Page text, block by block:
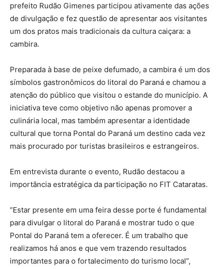
prefeito Rudão Gimenes participou ativamente das ações
de divulgação e fez questão de apresentar aos visitantes
um dos pratos mais tradicionais da cultura caiçara: a
cambira.
Preparada à base de peixe defumado, a cambira é um dos
símbolos gastronômicos do litoral do Paraná e chamou a
atenção do público que visitou o estande do município. A
iniciativa teve como objetivo não apenas promover a
culinária local, mas também apresentar a identidade
cultural que torna Pontal do Paraná um destino cada vez
mais procurado por turistas brasileiros e estrangeiros.
Em entrevista durante o evento, Rudão destacou a
importância estratégica da participação no FIT Cataratas.
“Estar presente em uma feira desse porte é fundamental
para divulgar o litoral do Paraná e mostrar tudo o que
Pontal do Paraná tem a oferecer. É um trabalho que
realizamos há anos e que vem trazendo resultados
importantes para o fortalecimento do turismo local”,